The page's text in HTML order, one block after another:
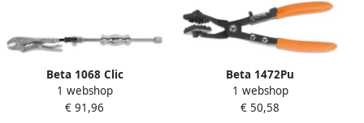
Beta 1068 Clic
Klembandtang 010680000
1 webshop
€ 91,96
Beta 1472Pu
Combinatietang 014720120
1 webshop
€ 50,58